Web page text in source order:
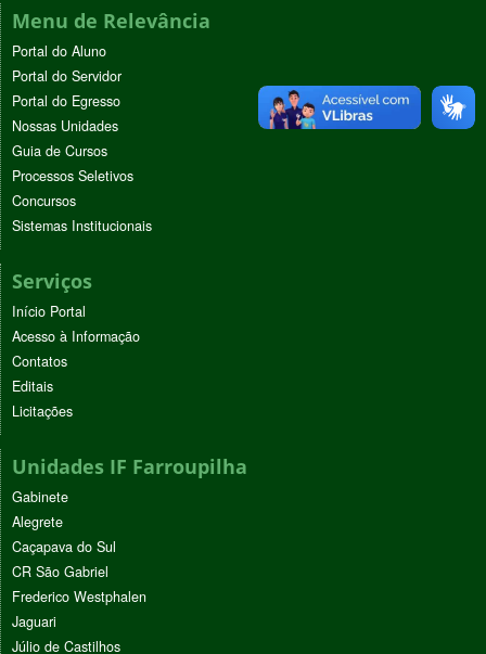
Menu de Relevância
Portal do Aluno
Portal do Servidor
Portal do Egresso
Nossas Unidades
Guia de Cursos
Processos Seletivos
Concursos
Sistemas Institucionais
Serviços
Início Portal
Acesso à Informação
Contatos
Editais
Licitações
Unidades IF Farroupilha
Gabinete
Alegrete
Caçapava do Sul
CR São Gabriel
Frederico Westphalen
Jaguari
Júlio de Castilhos